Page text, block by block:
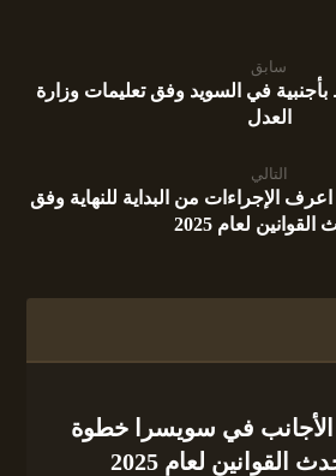
سابق
في السويد وفق تعليمات وزارة
العدل
التالي
الإجراءات من البداية للنهاية وفق
القوانين لعام 2025
الأجانب في سويسرا خطوة
لعام 2025